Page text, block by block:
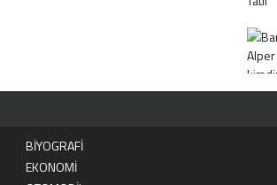
BİYOGRAFİ
EKONOMİ